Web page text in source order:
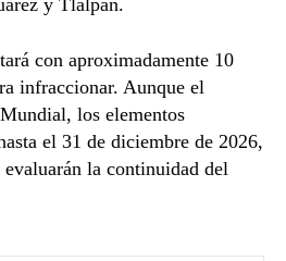
con aproximadamente 10
infraccionar. Aunque el
los elementos
el 31 de diciembre de 2026,
la continuidad del